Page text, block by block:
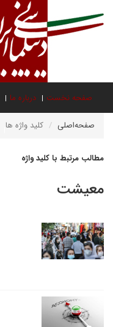
صفحه نخست درباره ما
صفحه‌اصلی کلید واژه ها
مطالب مرتبط با کلید واژه
معیشت